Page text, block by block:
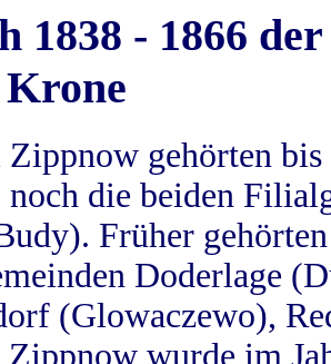
1838 - 1866
gehörten
die beiden
Früher
Doderlage
(Glowaczewo),
wurde im